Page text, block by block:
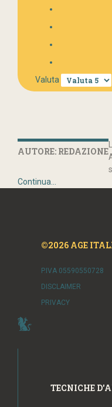
Valuta
AUTORE: REDAZIONE
Continua...
©2026 AGE
P.IVA 05590550728
DISCLAIMER
PRIVACY
TECNICHE